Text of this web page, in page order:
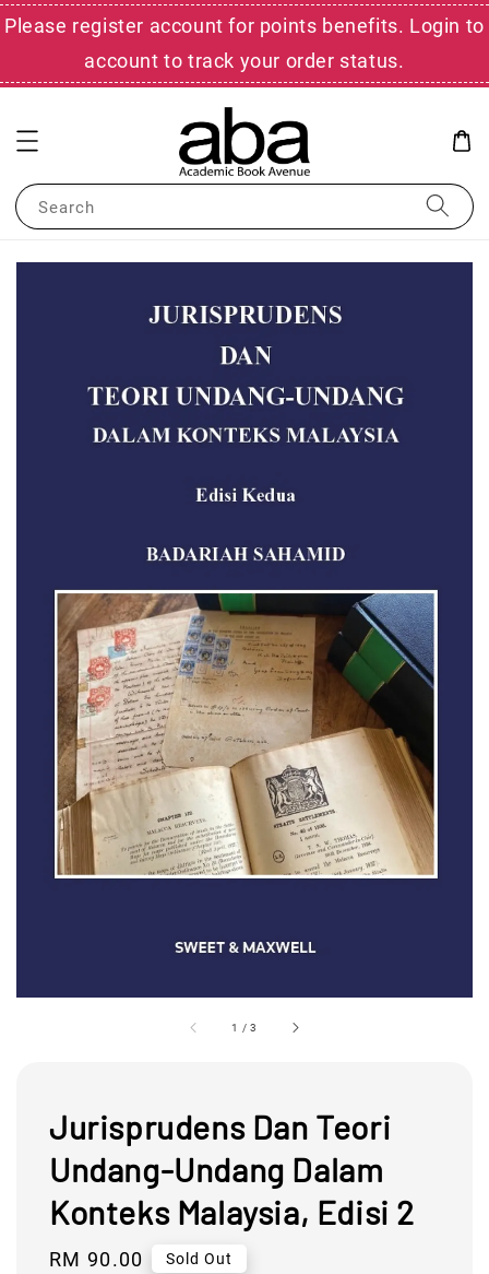
Please register account for points benefits. Login to
account to track your order status.
Search
1 /3
Jurisprudens Dan Teori
Undang-Undang Dalam
Konteks Malaysia, Edisi 2
Regular
RM 90.00 Sold Out